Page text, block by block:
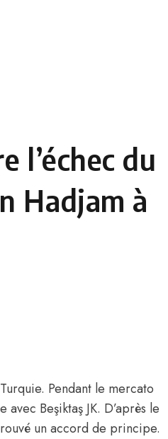
l’échec du
Hadjam à
Pendant le mercato
avec Beşiktaş JK. D’après le
un accord de principe.